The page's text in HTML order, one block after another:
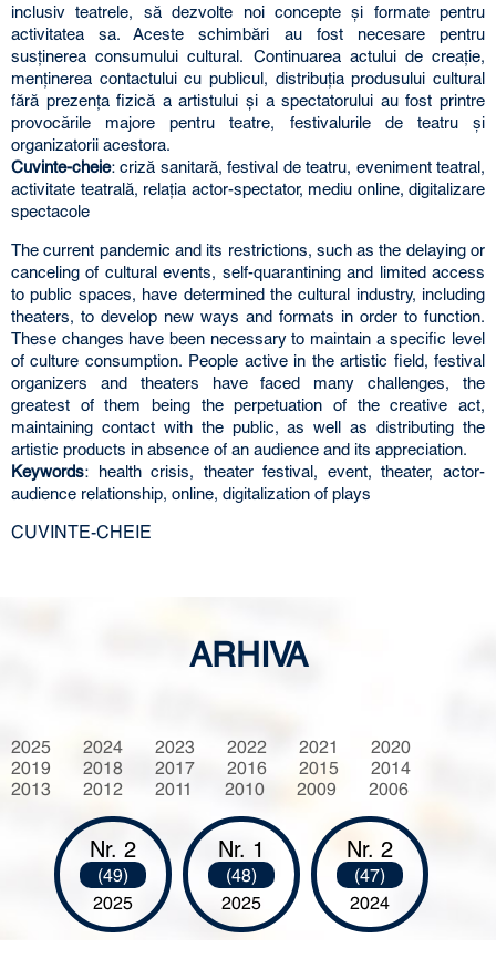
inclusiv teatrele, să dezvolte noi concepte şi formate pentru
activitatea sa. Aceste schimbări au fost necesare pentru
susţinerea consumului cultural. Continuarea actului de creaţie,
menţinerea contactului cu publicul, distribuţia produsului cultural
fără prezenţa fizică a artistului şi a spectatorului au fost printre
provocările majore pentru teatre, festivalurile de teatru şi
organizatorii acestora.
Cuvinte-cheie: criză sanitară, festival de teatru, eveniment teatral,
activitate teatrală, relaţia actor-spectator, mediu online, digitalizare
spectacole
The current pandemic and its restrictions, such as the delaying or
canceling of cultural events, self-quarantining and limited access
to public spaces, have determined the cultural industry, including
theaters, to develop new ways and formats in order to function.
These changes have been necessary to maintain a specific level
of culture consumption. People active in the artistic field, festival
organizers and theaters have faced many challenges, the
greatest of them being the perpetuation of the creative act,
maintaining contact with the public, as well as distributing the
artistic products in absence of an audience and its appreciation.
Keywords: health crisis, theater festival, event, theater, actor-
audience relationship, online, digitalization of plays
CUVINTE-CHEIE
ARHIVA
2025 2024 2023 2022 2021
2020
2019
2018 2017 2016 2015
2014
2013
2012 2011 2010 2009 2006
Nr. 2
(49)
2025
Nr. 1
(48)
2025
Nr. 2
(47)
2024